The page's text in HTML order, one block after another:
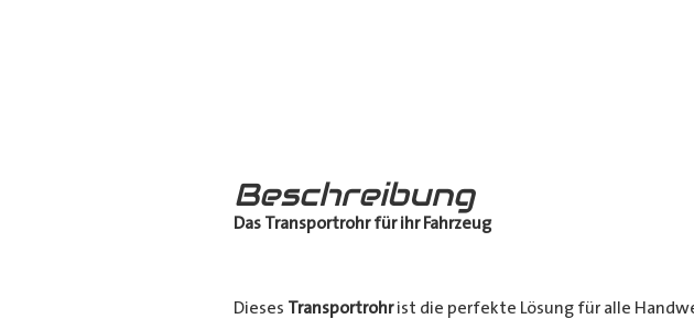
Beschreibung
Das Transportrohr für ihr Fahrzeug
Dieses Transportrohrist die perfekte Lösung für alle